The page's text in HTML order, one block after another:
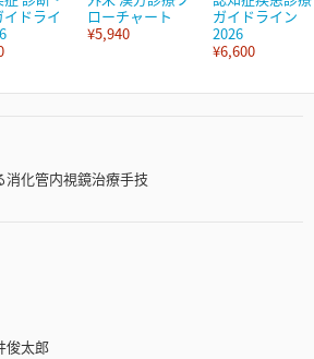
ドライ
ローチャート
¥5,940
ガイドライン
2026
¥6,600
化管内視鏡治療手技
俊太郎